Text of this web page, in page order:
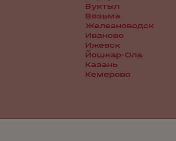
Вуктыл
Вязьма
Железноводск
Иваново
Ижевск
Йошкар-Ола
Казань
Кемерово